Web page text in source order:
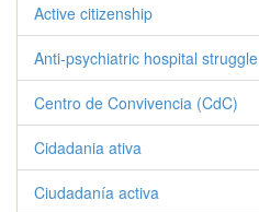
Active citizenship
Anti-psychiatric hospital struggle
Centro de Convivencia (CdC)
Cidadania ativa
Ciudadanía activa